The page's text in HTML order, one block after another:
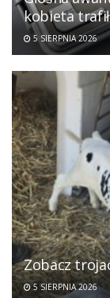
kobieta
5 SIERPNIA 2026
Zobacz
5 SIERPNIA 2026